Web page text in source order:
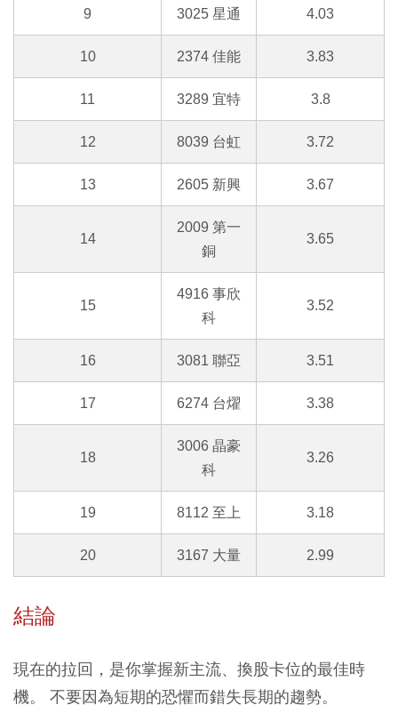
9 3025 星通 4.03
10 2374 佳能 3.83
11 3289 宜特 3.8
12 8039 台虹 3.72
13 2605 新興 3.67
14
2009 第一
銅
3.65
15
4916 事欣
科
3.52
16 3081 聯亞 3.51
17 6274 台燿 3.38
18
3006 晶豪
科
3.26
19 8112 至上 3.18
20 3167 大量 2.99
結論
現在的拉回，是你掌握新主流、換股卡位的最佳時
機。 不要因為短期的恐懼而錯失長期的趨勢。